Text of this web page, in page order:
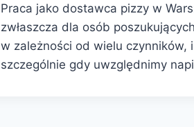
Praca jako dostawca pizzy w
zwłaszcza dla osób
w zależności od wielu czynników,
szczególnie gdy uwzględnimy